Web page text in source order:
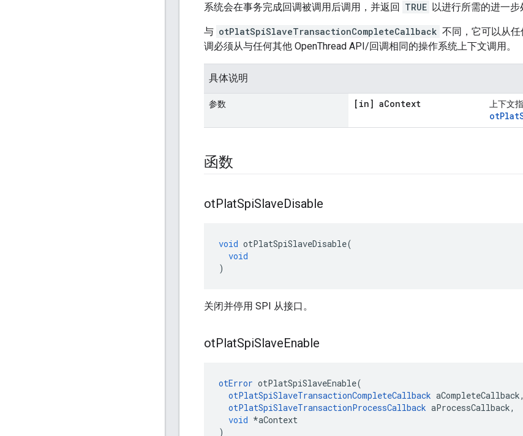
系统会在事务完成回调被调用后调用，并返回 TRUE 以进行所需的进一步
与 otPlatSpiSlaveTransactionCompleteCallback 不同，它可以从
调必须从与任何其他 OpenThread API/回调相同的操作系统上下文调用。
具体说明
参数 [in] aContext 上下文
函数
otPlatSpiSlaveDisable
void otPlatSpiSlaveDisable(
void
)
关闭并停用 SPI 从接口。
otPlatSpiSlaveEnable
otError otPlatSpiSlaveEnable(
otPlatSpiSlaveTransactionCompleteCallback aCompleteCallback,
otPlatSpiSlaveTransactionProcessCallback aProcessCallback,
void *aContext
)